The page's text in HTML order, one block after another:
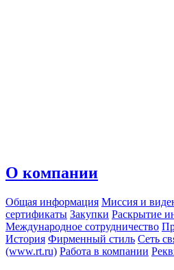
О компании
Общая информация Миссия и
сертификаты Закупки Раскрытие
Международное сотрудничество
История Фирменный стиль Сеть
(www.rt.ru) Работа в компании